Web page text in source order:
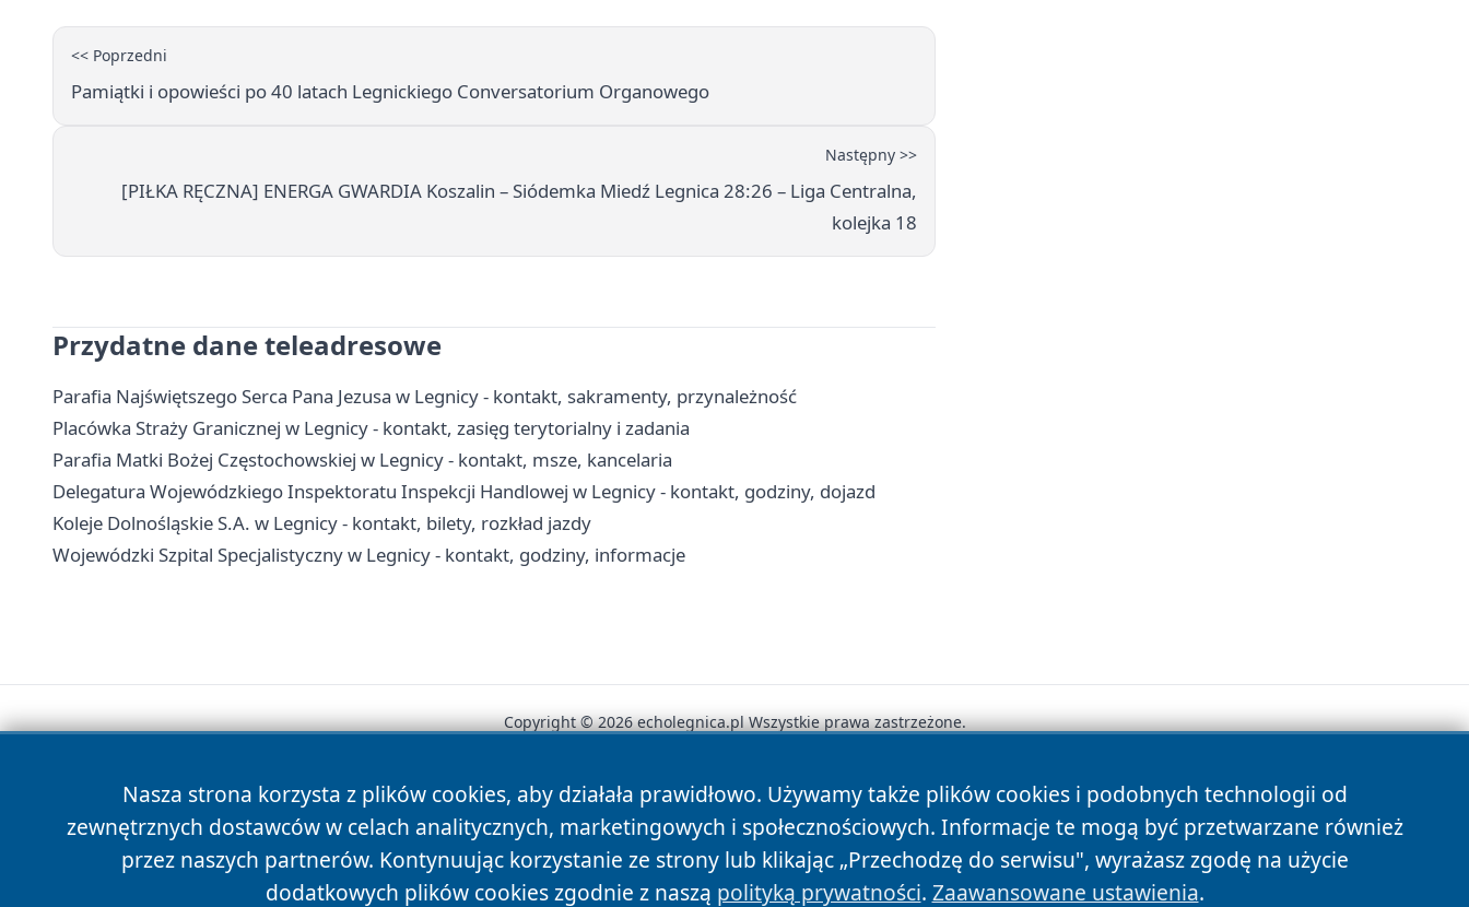
<< Poprzedni
Pamiątki i opowieści po 40 latach Legnickiego Conversatorium Organowego
Następny >>
[PIŁKA RĘCZNA] ENERGA GWARDIA Koszalin – Siódemka Miedź Legnica 28:26 – Liga Centralna,
kolejka 18
Przydatne dane teleadresowe
Parafia Najświętszego Serca Pana Jezusa w Legnicy - kontakt, sakramenty, przynależność
Placówka Straży Granicznej w Legnicy - kontakt, zasięg terytorialny i zadania
Parafia Matki Bożej Częstochowskiej w Legnicy - kontakt, msze, kancelaria
Delegatura Wojewódzkiego Inspektoratu Inspekcji Handlowej w Legnicy - kontakt, godziny, dojazd
Koleje Dolnośląskie S.A. w Legnicy - kontakt, bilety, rozkład jazdy
Wojewódzki Szpital Specjalistyczny w Legnicy - kontakt, godziny, informacje
Nasza strona korzysta z plików cookies, aby działała prawidłowo. Używamy także plików cookies i podobnych technologii od
zewnętrznych dostawców w celach analitycznych, marketingowych i społecznościowych. Informacje te mogą być przetwarzane również
przez naszych partnerów. Kontynuując korzystanie ze strony lub klikając „Przechodzę do serwisu", wyrażasz zgodę na użycie
dodatkowych plików cookies zgodnie z naszą polityką prywatności. Zaawansowane ustawienia.
Copyright © 2026 echolegnica.pl Wszystkie prawa zastrzeżone.
News Autorzy Polityka Prywatności Polityka Cookies